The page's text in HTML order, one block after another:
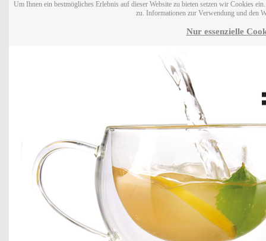
Um Ihnen ein bestmögliches Erlebnis auf dieser Website zu bieten setzen wir Cookies
zu. Informationen zur Verwendung und den
Nur essenzielle